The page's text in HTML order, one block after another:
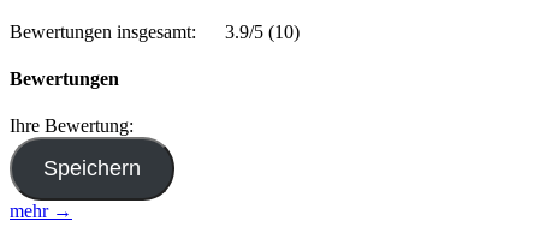
Bewertungen insgesamt: 3.9/5 (10)
Bewertungen
Ihre Bewertung:
mehr →